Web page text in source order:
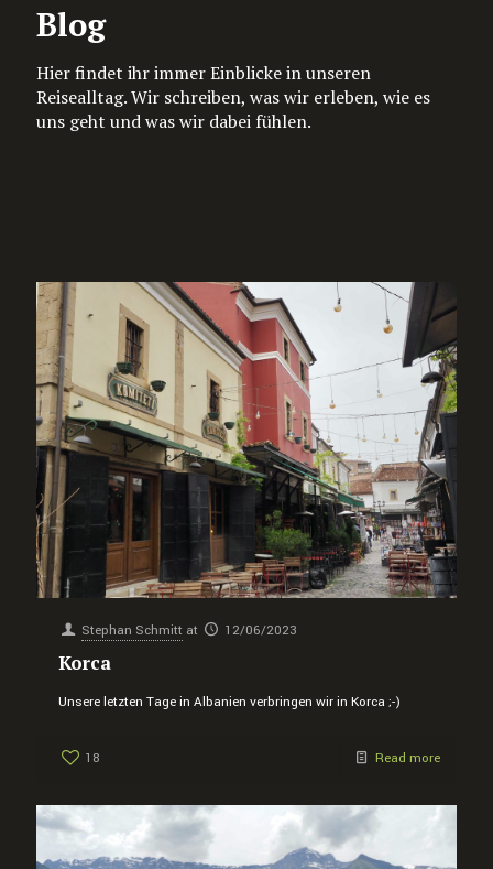
Blog
Hier findet ihr immer Einblicke in unseren
Reisealltag. Wir schreiben, was wir erleben, wie es
uns geht und was wir dabei fühlen.
Stephan Schmitt at 12/06/2023
Korca
Unsere letzten Tage in Albanien verbringen wir in Korca ;-)
18 Read more